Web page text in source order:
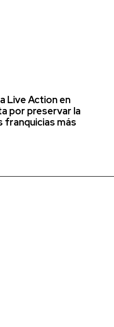
Live Action en
por preservar la
franquicias más